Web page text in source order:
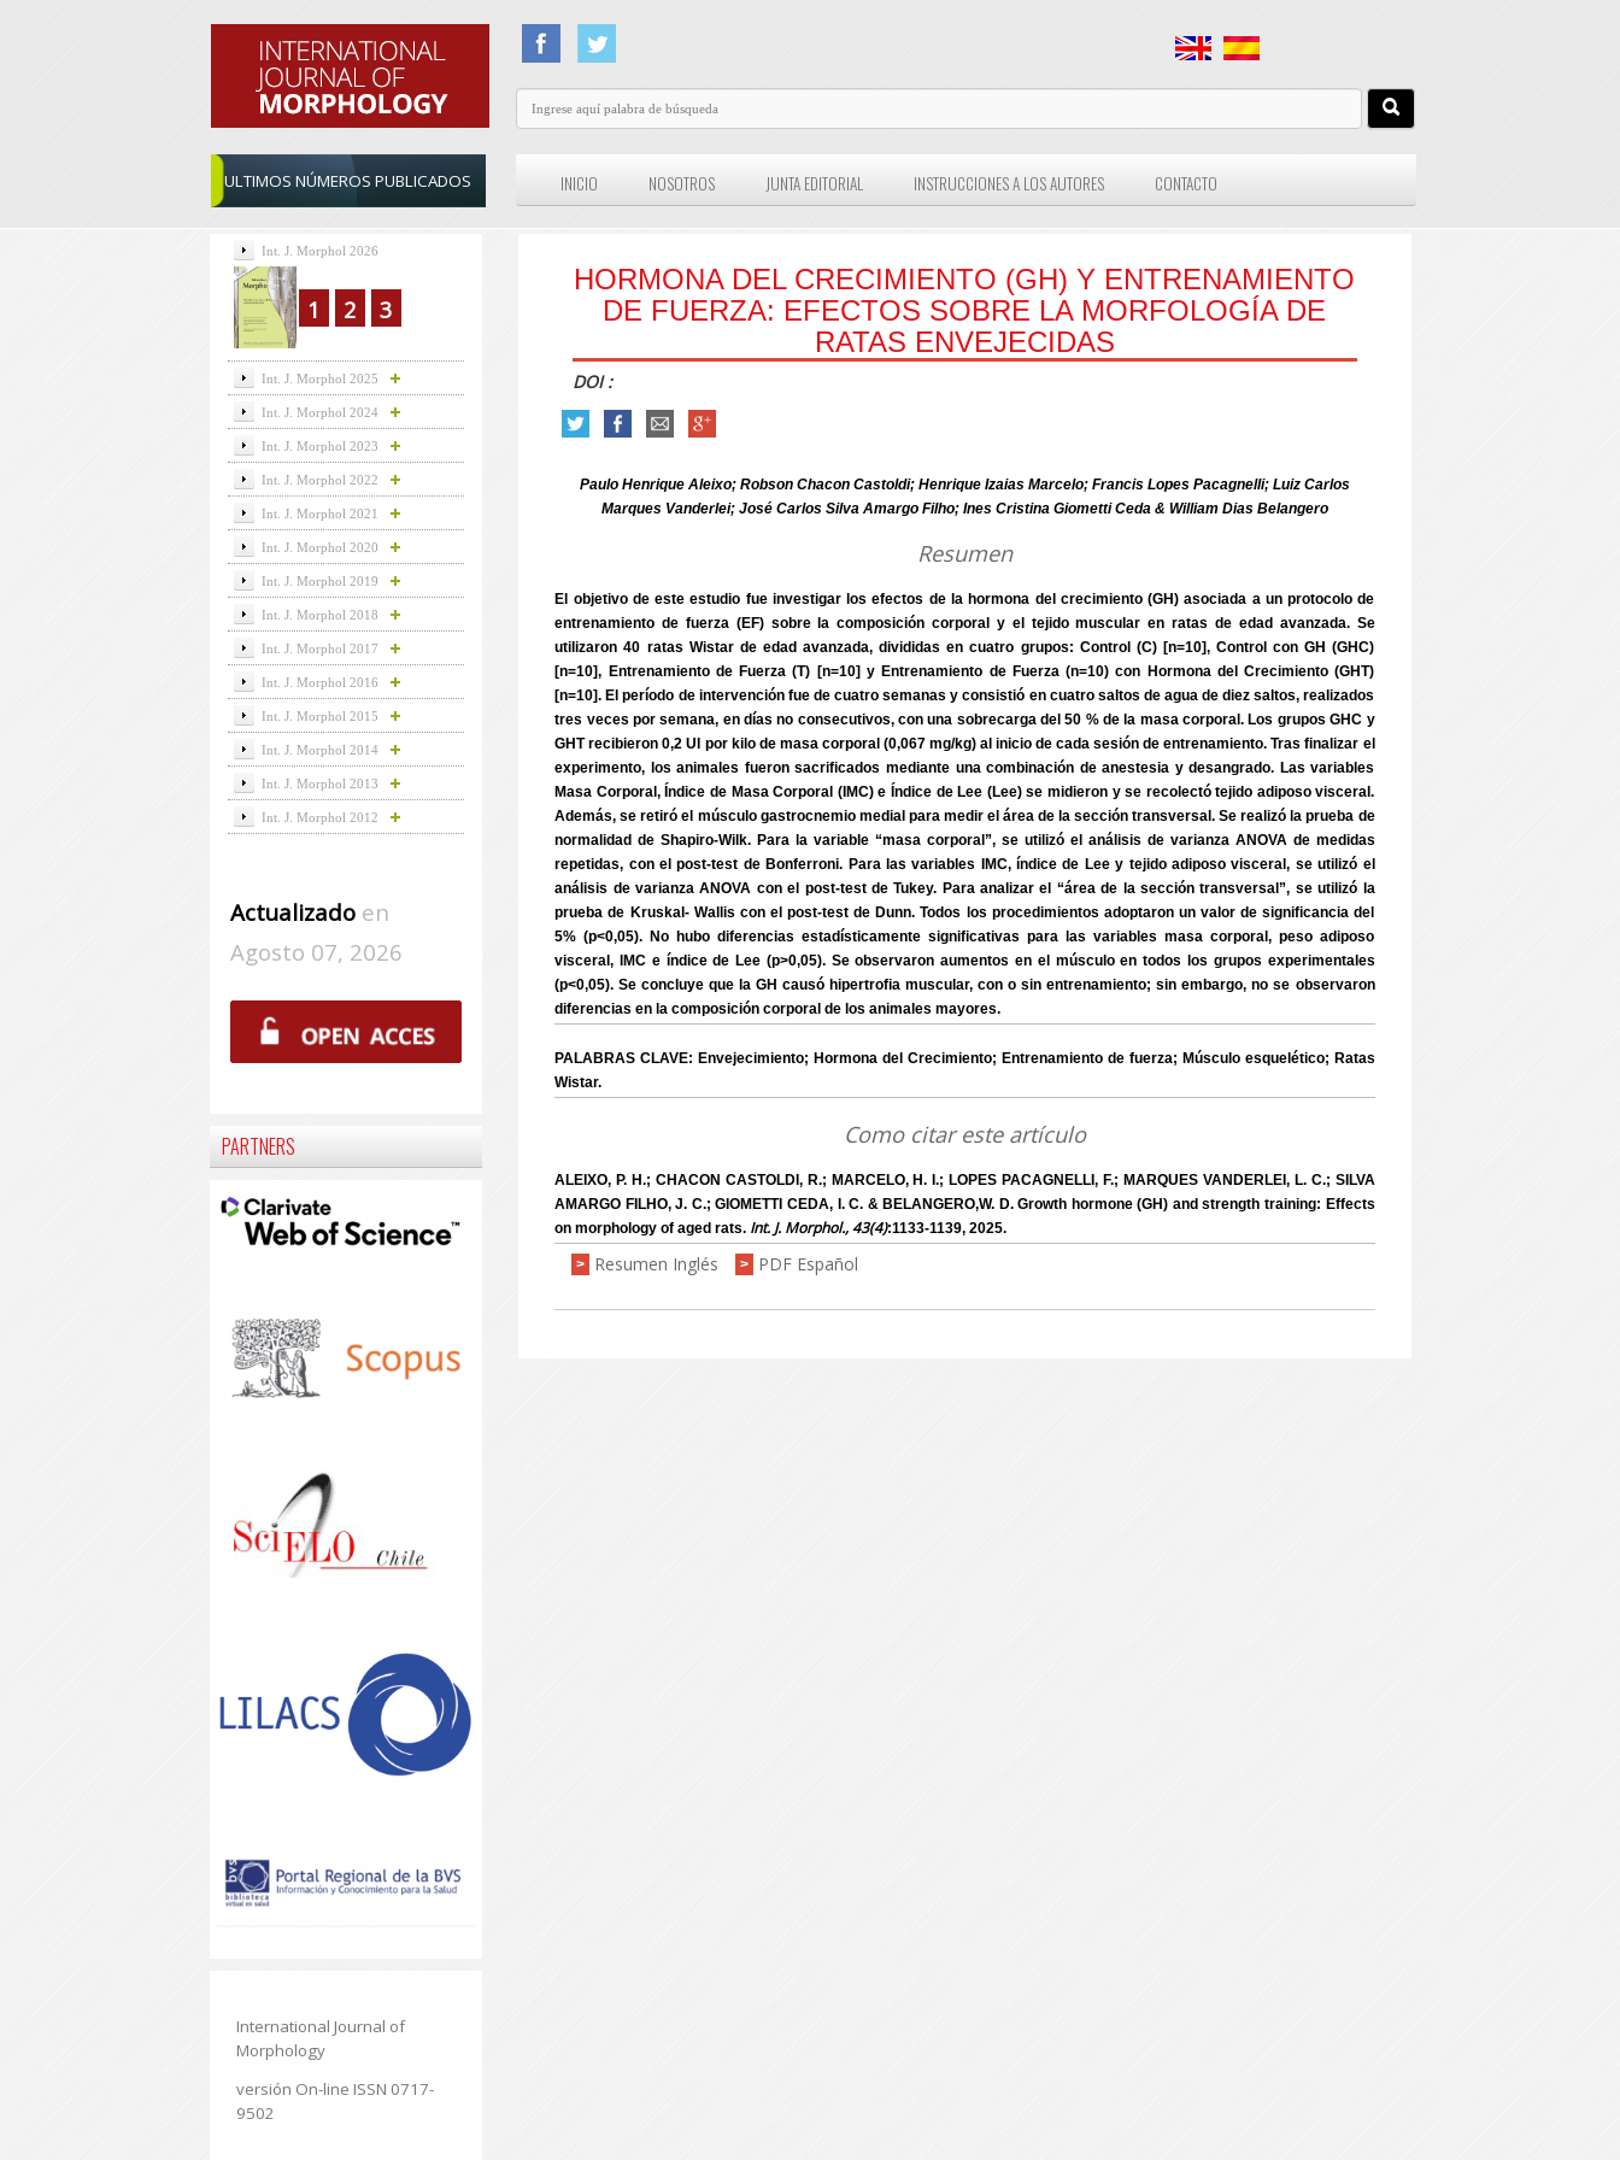
ULTIMOS NÚMEROS PUBLICADOS INICIO NOSOTROS JUNTA EDITORIAL INSTRUCCIONES A LOS AUTORES CONTACTO
HORMONA DEL CRECIMIENTO (GH) Y ENTRENAMIENTO
DE FUERZA: EFECTOS SOBRE LA MORFOLOGÍA DE
RATAS ENVEJECIDAS
DOI :
Paulo Henrique Aleixo; Robson Chacon Castoldi; Henrique Izaias Marcelo; Francis Lopes Pacagnelli; Luiz Carlos
Marques Vanderlei; José Carlos Silva Amargo Filho; Ines Cristina Giometti Ceda & William Dias Belangero
Resumen
El objetivo de este estudio fue investigar los efectos de la hormona del crecimiento (GH) asociada a un protocolo de
entrenamiento de fuerza (EF) sobre la composición corporal y el tejido muscular en ratas de edad avanzada. Se
utilizaron 40 ratas Wistar de edad avanzada, divididas en cuatro grupos: Control (C) [n=10], Control con GH (GHC)
[n=10], Entrenamiento de Fuerza (T) [n=10] y Entrenamiento de Fuerza (n=10) con Hormona del Crecimiento (GHT)
[n=10]. El período de intervención fue de cuatro semanas y consistió en cuatro saltos de agua de diez saltos, realizados
tres veces por semana, en días no consecutivos, con una sobrecarga del 50 % de la masa corporal. Los grupos GHC y
GHT recibieron 0,2 UI por kilo de masa corporal (0,067 mg/kg) al inicio de cada sesión de entrenamiento. Tras finalizar el
experimento, los animales fueron sacrificados mediante una combinación de anestesia y desangrado. Las variables
Masa Corporal, Índice de Masa Corporal (IMC) e Índice de Lee (Lee) se midieron y se recolectó tejido adiposo visceral.
Además, se retiró el músculo gastrocnemio medial para medir el área de la sección transversal. Se realizó la prueba de
normalidad de Shapiro-Wilk. Para la variable “masa corporal”, se utilizó el análisis de varianza ANOVA de medidas
repetidas, con el post-test de Bonferroni. Para las variables IMC, índice de Lee y tejido adiposo visceral, se utilizó el
análisis de varianza ANOVA con el post-test de Tukey. Para analizar el “área de la sección transversal”, se utilizó la
prueba de Kruskal- Wallis con el post-test de Dunn. Todos los procedimientos adoptaron un valor de significancia del
5% (p<0,05). No hubo diferencias estadísticamente significativas para las variables masa corporal, peso adiposo
visceral, IMC e índice de Lee (p>0,05). Se observaron aumentos en el músculo en todos los grupos experimentales
(p<0,05). Se concluye que la GH causó hipertrofia muscular, con o sin entrenamiento; sin embargo, no se observaron
diferencias en la composición corporal de los animales mayores.
PALABRAS CLAVE: Envejecimiento; Hormona del Crecimiento; Entrenamiento de fuerza; Músculo esquelético; Ratas
Wistar.
Como citar este artículo
ALEIXO, P. H.; CHACON CASTOLDI, R.; MARCELO, H. I.; LOPES PACAGNELLI, F.; MARQUES VANDERLEI, L. C.; SILVA
AMARGO FILHO, J. C.; GIOMETTI CEDA, I. C. & BELANGERO,W. D. Growth hormone (GH) and strength training: Effects
on morphology of aged rats. Int. J. Morphol., 43(4):1133-1139, 2025.
> Resumen Inglés > PDF Español
Int. J. Morphol 2026
1 2 3
Int. J. Morphol 2025
Int. J. Morphol 2024
Int. J. Morphol 2023
Int. J. Morphol 2022
Int. J. Morphol 2021
Int. J. Morphol 2020
Int. J. Morphol 2019
Int. J. Morphol 2018
Int. J. Morphol 2017
Int. J. Morphol 2016
Int. J. Morphol 2015
Int. J. Morphol 2014
Int. J. Morphol 2013
Int. J. Morphol 2012
Actualizadoen
Agosto 07, 2026
PARTNERS
International Journal of
Morphology
versión On-line ISSN 0717-
9502